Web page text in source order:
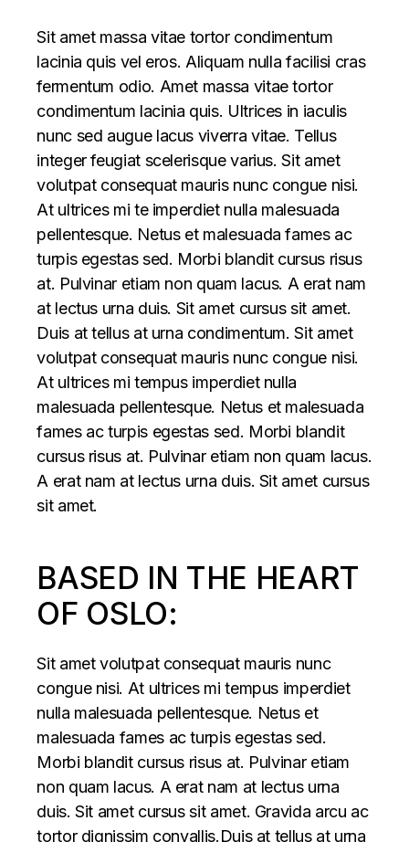
Sit amet massa vitae tortor condimentum
lacinia quis vel eros. Aliquam nulla facilisi cras
fermentum odio. Amet massa vitae tortor
condimentum lacinia quis. Ultrices in iaculis
nunc sed augue lacus viverra vitae. Tellus
integer feugiat scelerisque varius. Sit amet
volutpat consequat mauris nunc congue nisi.
At ultrices mi te imperdiet nulla malesuada
pellentesque. Netus et malesuada fames ac
turpis egestas sed. Morbi blandit cursus risus
at. Pulvinar etiam non quam lacus. A erat nam
at lectus urna duis. Sit amet cursus sit amet.
Duis at tellus at urna condimentum. Sit amet
volutpat consequat mauris nunc congue nisi.
At ultrices mi tempus imperdiet nulla
malesuada pellentesque. Netus et malesuada
fames ac turpis egestas sed. Morbi blandit
cursus risus at. Pulvinar etiam non quam lacus.
A erat nam at lectus urna duis. Sit amet cursus
sit amet.
BASED IN THE HEART
OF OSLO:
Sit amet volutpat consequat mauris nunc
congue nisi. At ultrices mi tempus imperdiet
nulla malesuada pellentesque. Netus et
malesuada fames ac turpis egestas sed.
Morbi blandit cursus risus at. Pulvinar etiam
non quam lacus. A erat nam at lectus urna
duis. Sit amet cursus sit amet. Gravida arcu ac
tortor dignissim convallis.Duis at tellus at urna